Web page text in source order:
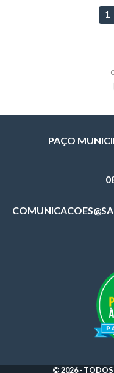
1
PAÇO
© 2026 - TODOS